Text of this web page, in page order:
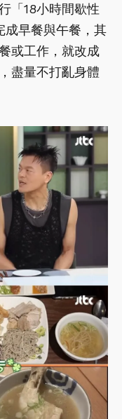
「18小時間歇性
成早餐與午餐，其
或工作，就改成
盡量不打亂身體